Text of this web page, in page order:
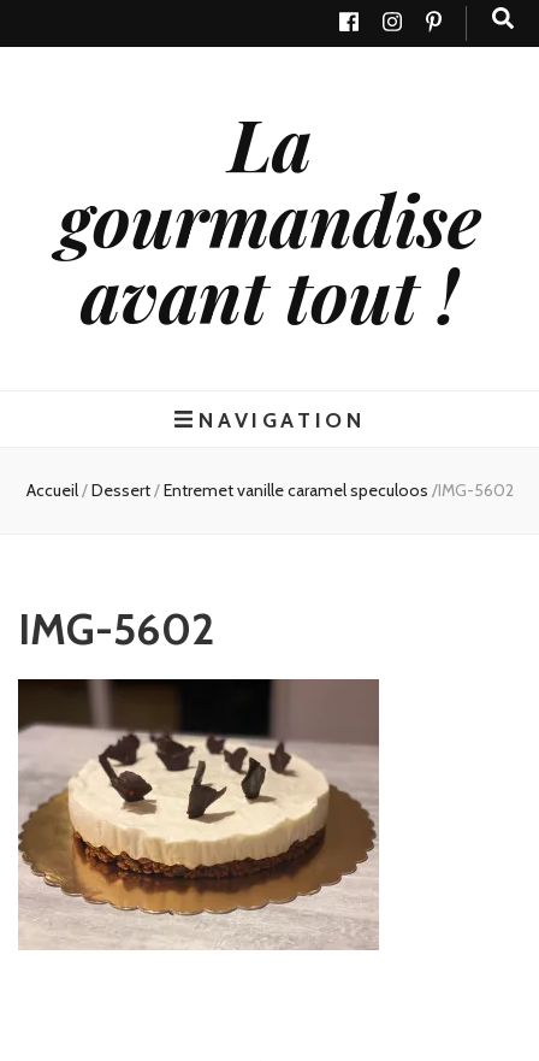
La
gourmandise
avant tout !
NAVIGATION
Accueil/Dessert/Entremet vanille caramel speculoos /IMG-5602
IMG-5602